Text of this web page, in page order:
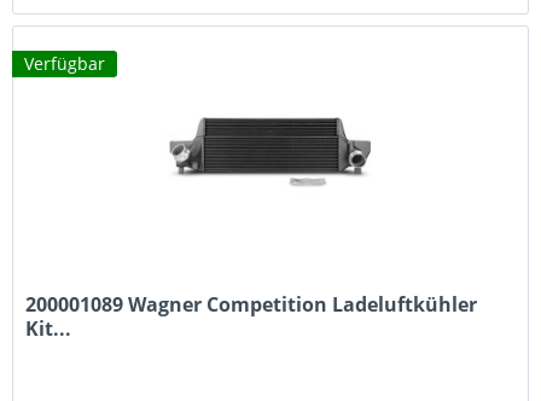
Verfügbar
200001089 Wagner Competition Ladeluftkühler
Kit...